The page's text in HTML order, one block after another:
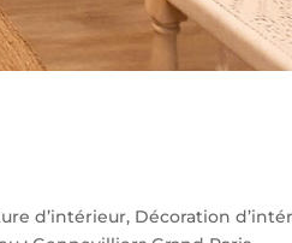
d’intérieur, Décoration